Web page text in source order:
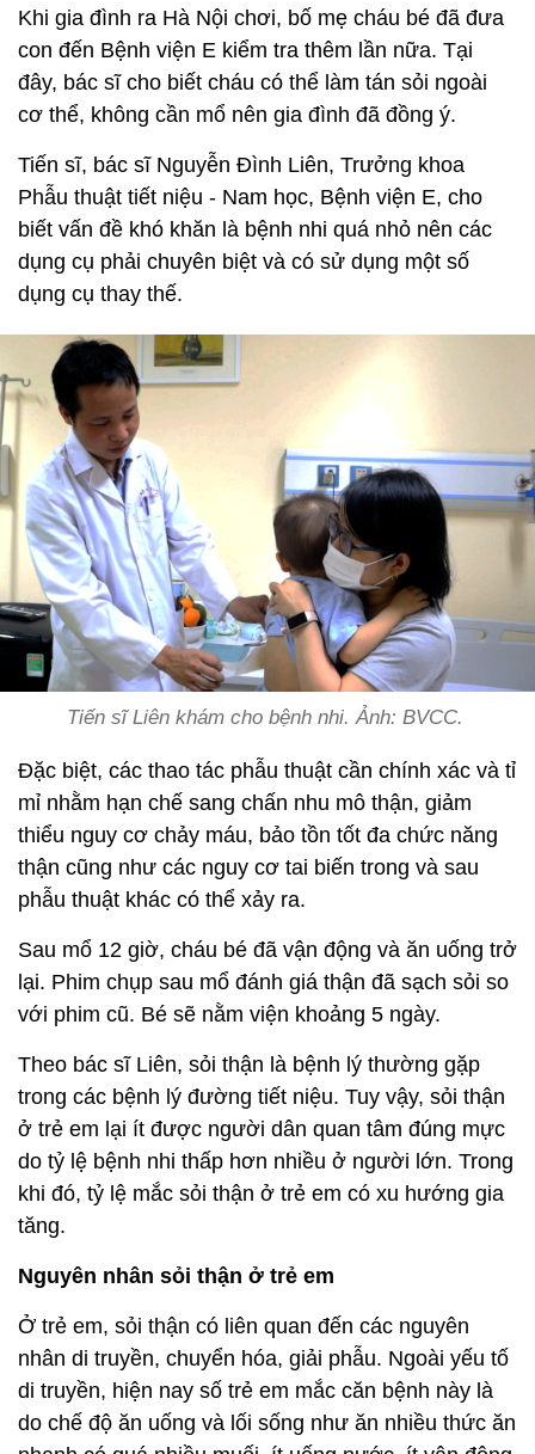
Khi gia đình ra Hà Nội chơi, bố mẹ cháu bé đã đưa
con đến Bệnh viện E kiểm tra thêm lần nữa. Tại
đây, bác sĩ cho biết cháu có thể làm tán sỏi ngoài
cơ thể, không cần mổ nên gia đình đã đồng ý.
Tiến sĩ, bác sĩ Nguyễn Đình Liên, Trưởng khoa
Phẫu thuật tiết niệu - Nam học, Bệnh viện E, cho
biết vấn đề khó khăn là bệnh nhi quá nhỏ nên các
dụng cụ phải chuyên biệt và có sử dụng một số
dụng cụ thay thế.
Tiến sĩ Liên khám cho bệnh nhi. Ảnh: BVCC.
Đặc biệt, các thao tác phẫu thuật cần chính xác và tỉ
mỉ nhằm hạn chế sang chấn nhu mô thận, giảm
thiểu nguy cơ chảy máu, bảo tồn tốt đa chức năng
thận cũng như các nguy cơ tai biến trong và sau
phẫu thuật khác có thể xảy ra.
Sau mổ 12 giờ, cháu bé đã vận động và ăn uống trở
lại. Phim chụp sau mổ đánh giá thận đã sạch sỏi so
với phim cũ. Bé sẽ nằm viện khoảng 5 ngày.
Theo bác sĩ Liên, sỏi thận là bệnh lý thường gặp
trong các bệnh lý đường tiết niệu. Tuy vậy, sỏi thận
ở trẻ em lại ít được người dân quan tâm đúng mực
do tỷ lệ bệnh nhi thấp hơn nhiều ở người lớn. Trong
khi đó, tỷ lệ mắc sỏi thận ở trẻ em có xu hướng gia
tăng.
Nguyên nhân sỏi thận ở trẻ em
Ở trẻ em, sỏi thận có liên quan đến các nguyên
nhân di truyền, chuyển hóa, giải phẫu. Ngoài yếu tố
di truyền, hiện nay số trẻ em mắc căn bệnh này là
do chế độ ăn uống và lối sống như ăn nhiều thức ăn